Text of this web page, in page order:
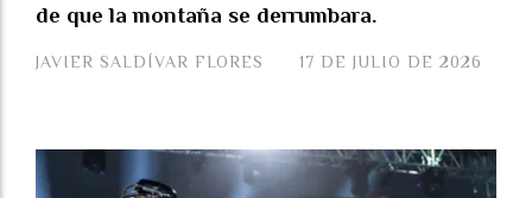
de que la montaña se derrumbara.
JAVIER SALDÍVAR FLORES 17 DE JULIO DE 2026